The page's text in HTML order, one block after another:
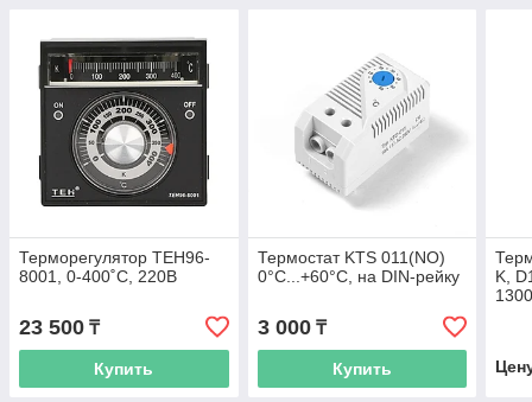
Терморегулятор TEH96-
8001, 0-400˚С, 220В
23 500 ₸
Купить
Термостат KTS 011(NO)
0°C...+60°C, на DIN-рейку
3 000₸
Купить
K,